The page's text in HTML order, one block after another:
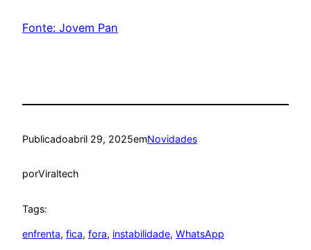
Fonte: Jovem Pan
Publicadoabril 29, 2025emNovidades
porViraltech
Tags:
enfrenta, fica, fora, instabilidade, WhatsApp